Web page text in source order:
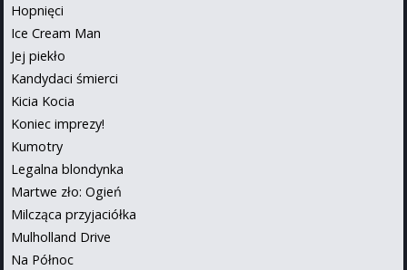
Hopnięci
Ice Cream Man
Jej piekło
Kandydaci śmierci
Kicia Kocia
Koniec imprezy!
Kumotry
Legalna blondynka
Martwe zło: Ogień
Milcząca przyjaciółka
Mulholland Drive
Na Północ